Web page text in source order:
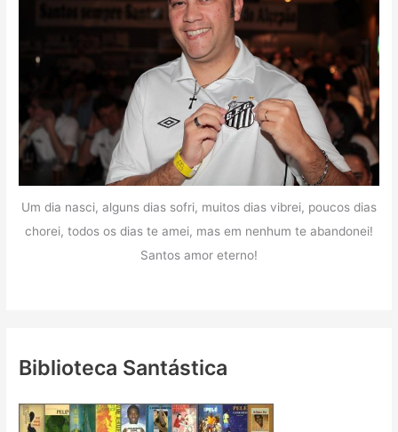
Um dia nasci, alguns dias sofri, muitos dias vibrei, poucos dias
chorei, todos os dias te amei, mas em nenhum te abandonei!
Santos amor eterno!
Biblioteca Santástica